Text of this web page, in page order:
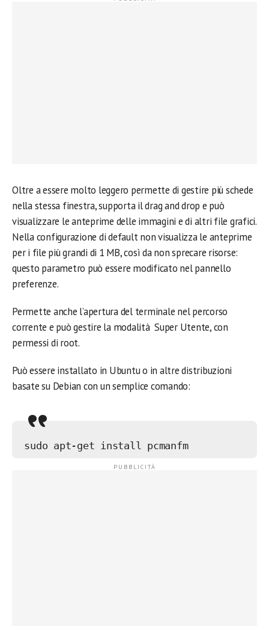
Oltre a essere molto leggero permette di gestire più schede
nella stessa finestra, supporta il drag and drop e può
visualizzare le anteprime delle immagini e di altri file grafici.
Nella configurazione di default non visualizza le anteprime
per i file più grandi di 1 MB, così da non sprecare risorse:
questo parametro può essere modificato nel pannello
preferenze.
Permette anche l’apertura del terminale nel percorso
corrente e può gestire la modalità Super Utente, con
permessi di root.
Può essere installato in Ubuntu o in altre distribuzioni
basate su Debian con un semplice comando:
sudo apt-get install pcmanfm